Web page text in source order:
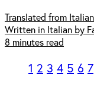
Translated from
Written in Italian by
8 minutes read
1 2 3 4 5 6 7